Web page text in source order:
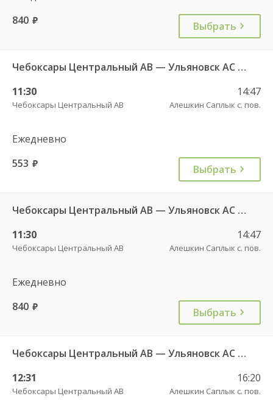
840 руб. Выбрать
Чебоксары Центральный АВ — Ульяновск АС Парк Победы 4345
11:30
Чебоксары Центральный АВ
14:47
Алешкин Саплык с. пов.
Ежедневно
553 руб. Выбрать
Чебоксары Центральный АВ — Ульяновск АС Парк Победы 4345
11:30
Чебоксары Центральный АВ
14:47
Алешкин Саплык с. пов.
Ежедневно
840 руб. Выбрать
Чебоксары Центральный АВ — Ульяновск АС Парк Победы 3831
12:31
Чебоксары Центральный АВ
16:20
Алешкин Саплык с. пов.